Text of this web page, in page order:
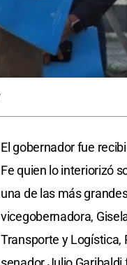
El gobernador fue
Fe quien lo interiorizó
una de las más
vicegobernadora,
Transporte y Logística,